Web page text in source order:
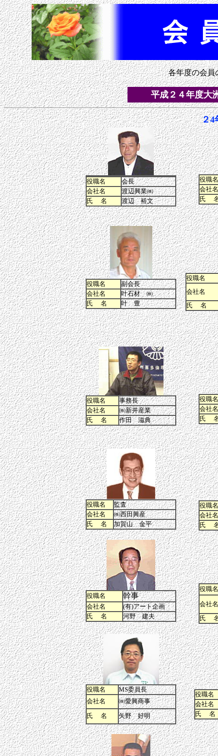
各年度の会員
平成２４年度大
２4
役職名
会長
会社名
渡辺興業㈱
氏 名
渡辺 裕文
役職名
会社名
氏
役職名
副会長
会社名
叶石材 ㈱
氏 名
叶 豊
役職名
会社名
氏 名
役職名
事務長
会社名
㈱新井産業
氏 名
作田 滋典
役職名
会社名
氏
役職名
監査
会社名
㈱西田興産
氏 名
加賀山 金平
役職名
会社名
氏
役職名 幹事
会社名
(有)アート企画
氏 名
河野 建夫
役職名
会社名
氏
役職名
MS委員長
会社名
㈱愛興商事
氏 名
矢野 好明
役職名
会社名
氏 名